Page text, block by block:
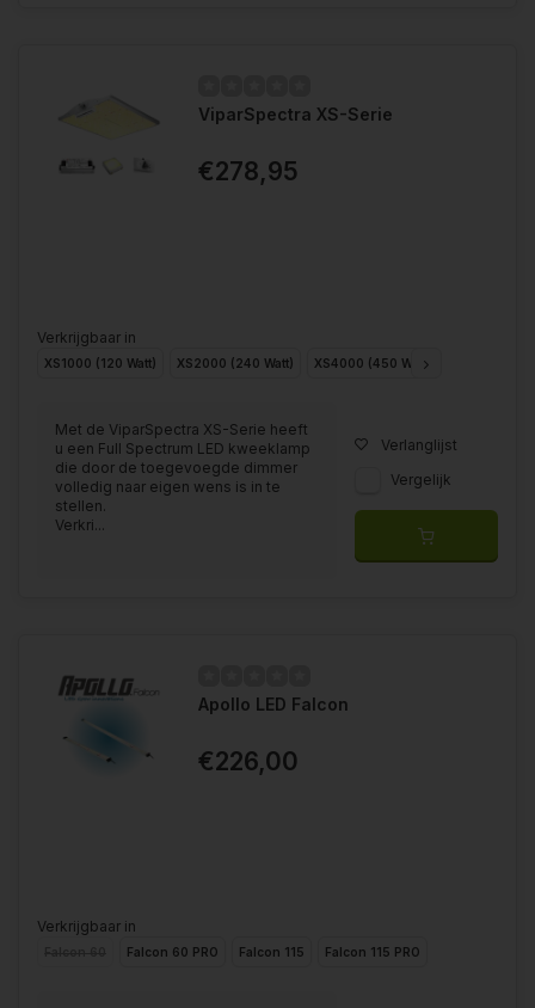
ViparSpectra XS-Serie
€278,95
Verkrijgbaar in
XS1000 (120 Watt) XS2000 (240 Watt) XS4000 (450 Watt)
Met de ViparSpectra XS-Serie heeft
u een Full Spectrum LED kweeklamp
die door de toegevoegde dimmer
volledig naar eigen wens is in te
stellen.
Verkri...
Verlanglijst
Vergelijk
Apollo LED Falcon
€226,00
Verkrijgbaar in
Falcon 60 PRO Falcon 115 Falcon 115 PRO